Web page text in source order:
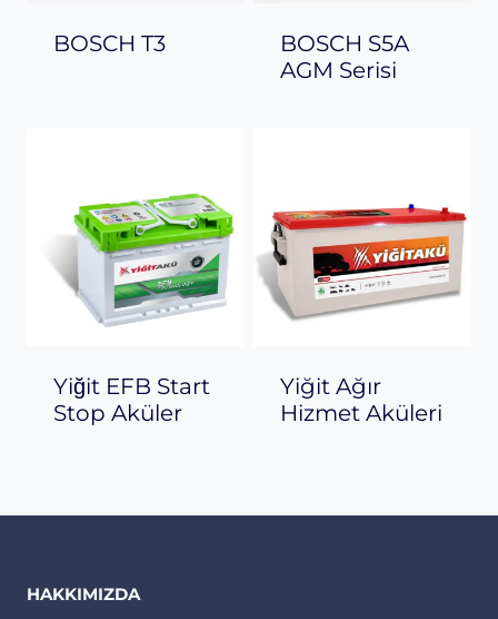
BOSCH T3
BOSCH S5A
AGM Serisi
Yiğit EFB Start
Stop Aküler
Yiğit Ağır
Hizmet Aküleri
HAKKIMIZDA